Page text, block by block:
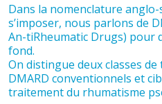
Dans la nomenclature
s’imposer, nous parlons de
An-tiRheumatic Drugs) pour
fond.
On distingue deux classes
DMARD conventionnels et
traitement du rhumatisme